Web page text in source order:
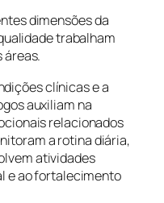
dimensões da
trabalham
áreas.
clínicas e a
auxiliam na
relacionados
a rotina diária,
atividades
e ao fortalecimento